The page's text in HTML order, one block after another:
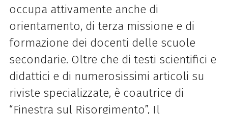
occupa attivamente anche di
orientamento, di terza missione e di
formazione dei docenti delle scuole
secondarie. Oltre che di testi scientifici e
didattici e di numerosissimi articoli su
riviste specializzate, è coautrice di
“Finestra sul Risorgimento”, Il